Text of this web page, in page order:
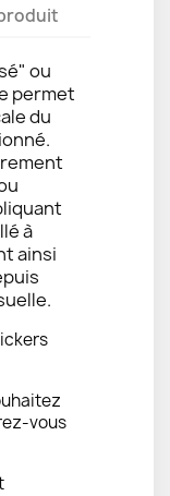
ou
permet
du
à
ainsi
vous